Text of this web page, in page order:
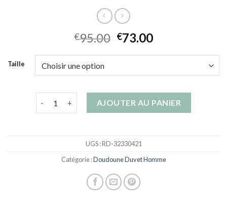
€95.00 €73.00
Taille
quantité de doudoune duvet homme
AJOUTER AU PANIER
UGS :RD-32330421
Catégorie :Doudoune Duvet Homme